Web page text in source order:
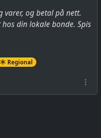
varer, og betal på nett.
din lokale bonde. Spis
Regional